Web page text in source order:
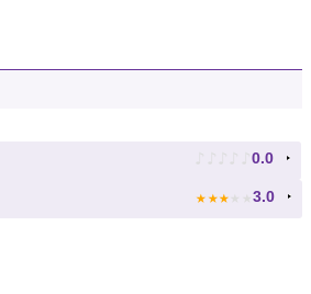
♪ ♪ ♪ ♪ ♪ 0.0
★ ★ ★ ★ ★ 3.0